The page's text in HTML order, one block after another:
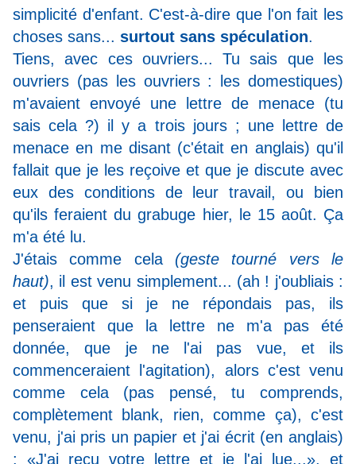
simplicité d'enfant. C'est-à-dire que l'on fait les
choses sans... surtout sans spéculation.
Tiens, avec ces ouvriers... Tu sais que les
ouvriers (pas les ouvriers : les domestiques)
m'avaient envoyé une lettre de menace (tu
sais cela ?) il y a trois jours ; une lettre de
menace en me disant (c'était en anglais) qu'il
fallait que je les reçoive et que je discute avec
eux des conditions de leur travail, ou bien
qu'ils feraient du grabuge hier, le 15 août. Ça
m'a été lu.
J'étais comme cela(geste tourné vers le
haut), il est venu simplement... (ah ! j'oubliais :
et puis que si je ne répondais pas, ils
penseraient que la lettre ne m'a pas été
donnée, que je ne l'ai pas vue, et ils
commenceraient l'agitation), alors c'est venu
comme cela (pas pensé, tu comprends,
complètement blank, rien, comme ça), c'est
venu, j'ai pris un papier et j'ai écrit (en anglais)
: «J'ai reçu votre lettre et je l'ai lue...», et